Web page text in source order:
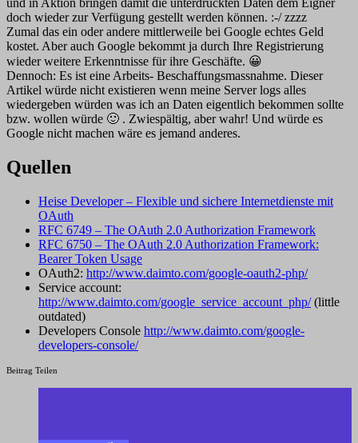
und in Aktion bringen damit die unterdrückten Daten dem Eigner
doch wieder zur Verfügung gestellt werden können. :-/ zzzz
Zumal das ein oder andere mittlerweile bei Google echtes Geld
kostet. Aber auch Google bekommt ja durch Ihre Registrierung
wieder weitere Erkenntnisse für ihre Geschäfte. 😀
Dennoch: Es ist eine Arbeits- Beschaffungsmassnahme. Dieser
Artikel würde nicht existieren wenn meine Server logs alles
wiedergeben würden was ich an Daten eigentlich bekommen sollte
bzw. wollen würde 🙂 . Zwiespältig, aber wahr! Und würde es
Google nicht machen wäre es jemand anderes.
Quellen
Heise Developer – Flexible und sichere Internetdienste mit
OAuth
RFC 6749 – The OAuth 2.0 Authorization Framework
RFC 6750 – The OAuth 2.0 Authorization Framework:
Bearer Token Usage
OAuth2: http://www.daimto.com/google-oauth2-php/
Service account:
http://www.daimto.com/google_service_account_php/(little
outdated)
Developers Console http://www.daimto.com/google-
developers-console/
Beitrag Teilen